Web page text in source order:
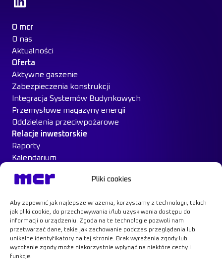
Pliki cookies
Aby zapewnić jak najlepsze wrażenia, korzystamy z technologii, takich
jak pliki cookie, do przechowywania i/lub uzyskiwania dostępu do
informacji o urządzeniu. Zgoda na te technologie pozwoli nam
przetwarzać dane, takie jak zachowanie podczas przeglądania lub
unikalne identyfikatory na tej stronie. Brak wyrażenia zgody lub
wycofanie zgody może niekorzystnie wpłynąć na niektóre cechy i
funkcje.
O mcr
O nas
Aktualności
Oferta
Aktywne gaszenie
Zabezpieczenia konstrukcji
Integracja Systemów Budynkowych
Przemysłowe magazyny energii
Oddzielenia przeciwpożarowe
Relacje inwestorskie
Raporty
Kalendarium
Materiały inwestorskie
Case Study
Kontakt